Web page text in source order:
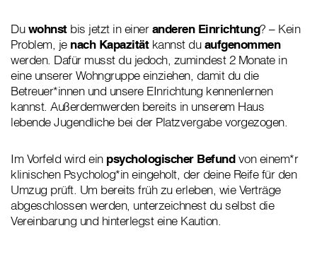
Duwohnstbis jetzt in eineranderen Einrichtung? – Kein
Problem, je nach Kapazitätkannst duaufgenommen
werden. Dafür musst du jedoch, zumindest 2 Monate in
eine unserer Wohngruppe einziehen, damit du die
Betreuer*innen und unsere EInrichtung kennenlernen
kannst. Außerdemwerden bereits in unserem Haus
lebende Jugendliche bei der Platzvergabe vorgezogen.
Im Vorfeld wird ein psychologischer Befundvon einem*r
klinischen Psycholog*in eingeholt, der deine Reife für den
Umzug prüft. Um bereits früh zu erleben, wie Verträge
abgeschlossen werden, unterzeichnest du selbst die
Vereinbarung und hinterlegst eine Kaution.